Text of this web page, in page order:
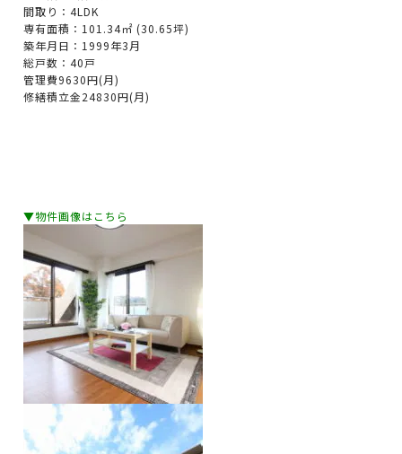
間取り：4LDK
専有面積：101.34㎡ (30.65坪)
築年月日：1999年3月
総戸数：40戸
管理費9630円(月)
修繕積立金24830円(月)
▼物件画像はこちら